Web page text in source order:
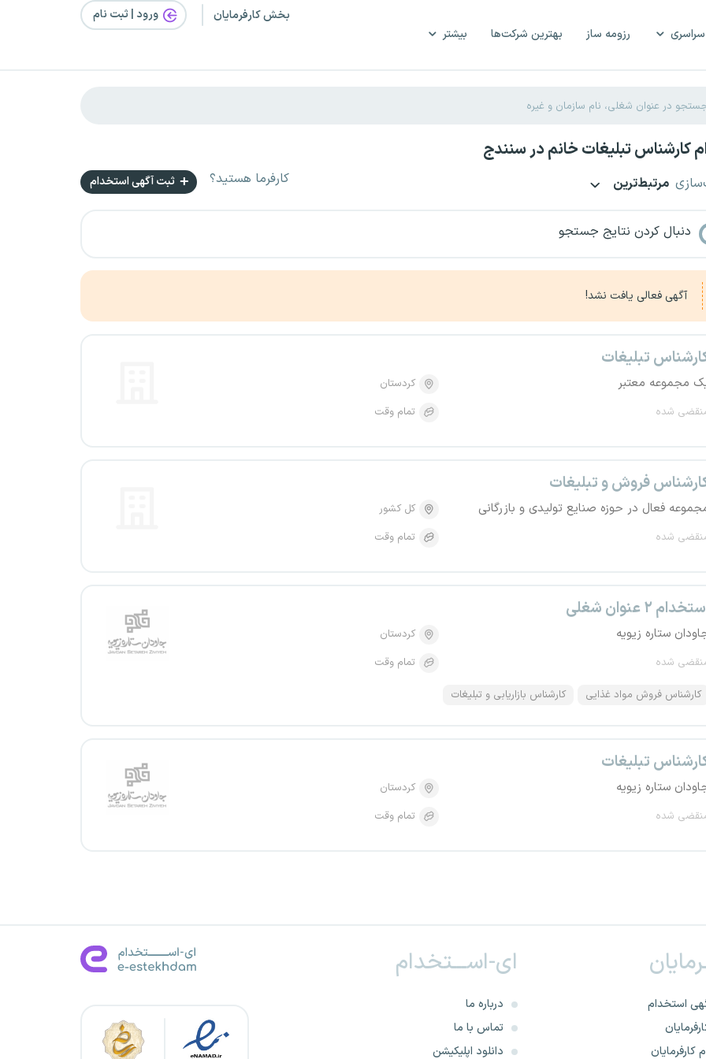
رزومه ساز بهترین شرکت‌ها بیشتر
بخش کارفرمایان ورود | ثبت‌ نام
کارشناس تبلیغات خانم در سنندج
مرتبط‌ترین کارفرما هستید؟ ثبت آگهی استخدام
دنبال کردن نتایج جستجو
آگهی فعالی یافت نشد!
تبلیغات
مجموعه معتبر
شده
کردستان
تمام وقت
فروش و تبلیغات
فعال در حوزه صنایع تولیدی و بازرگانی
شده
کل کشور
تمام وقت
۲ عنوان شغلی
ستاره زیویه
شده
کردستان
تمام وقت
کارشناس فروش مواد غذایی کارشناس بازاریابی و تبلیغات
تبلیغات
ستاره زیویه
شده
کردستان
تمام وقت
استخدام
کارفرمایان
ای-اســـتخدام
درباره ما
تماس با ما
دانلود اپلیکیشن